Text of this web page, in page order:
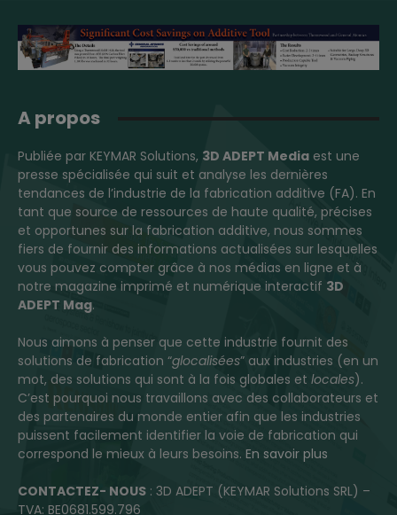
A propos
Publiée par KEYMAR Solutions, 3D ADEPT Media est une
presse spécialisée qui suit et analyse les dernières
tendances de l’industrie de la fabrication additive (FA). En
tant que source de ressources de haute qualité, précises
et opportunes sur la fabrication additive, nous sommes
fiers de fournir des informations actualisées sur lesquelles
vous pouvez compter grâce à nos médias en ligne et à
notre magazine imprimé et numérique interactif 3D
ADEPT Mag.
Nous aimons à penser que cette industrie fournit des
solutions de fabrication “glocalisées” aux industries (en un
mot, des solutions qui sont à la fois globales et locales).
C’est pourquoi nous travaillons avec des collaborateurs et
des partenaires du monde entier afin que les industries
puissent facilement identifier la voie de fabrication qui
correspond le mieux à leurs besoins. En savoir plus
CONTACTEZ- NOUS : 3D ADEPT (KEYMAR Solutions SRL) –
TVA: BE0681.599.796